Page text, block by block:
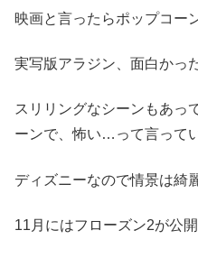
映画と言ったらポップコー
実写版アラジン、面白かっ
スリリングなシーンもあっ
ーンで、怖い…って言って
ディズニーなので情景は綺
11月にはフローズン2が公